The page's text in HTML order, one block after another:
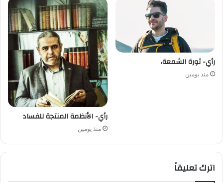
رأي- ثورة الشمعة،
منذ يومين
رأي- الأنظمة المنتجة للفساد
منذ يومين
اترك تعليقاً